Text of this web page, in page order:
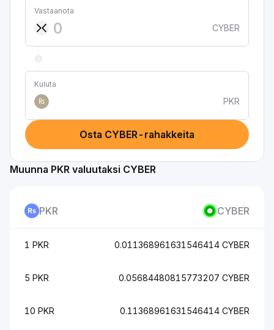
Vastaanota
CYBER
Kuluta
₨
PKR
Osta CYBER-rahakkeita
Muunna PKR valuutaksi CYBER
PKR CYBER
1 PKR 0.011368961631546414 CYBER
5 PKR 0.05684480815773207 CYBER
10 PKR 0.11368961631546414 CYBER